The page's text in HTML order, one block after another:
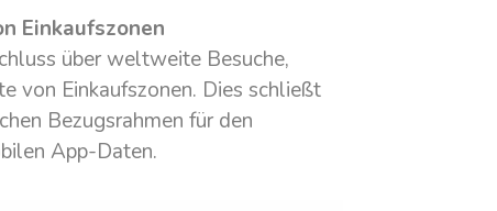
Einkaufszonen
über weltweite Besuche,
von Einkaufszonen. Dies schließt
Bezugsrahmen für den
App-Daten.